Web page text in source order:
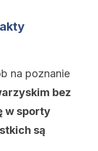
na poznanie
bez
w sporty
są